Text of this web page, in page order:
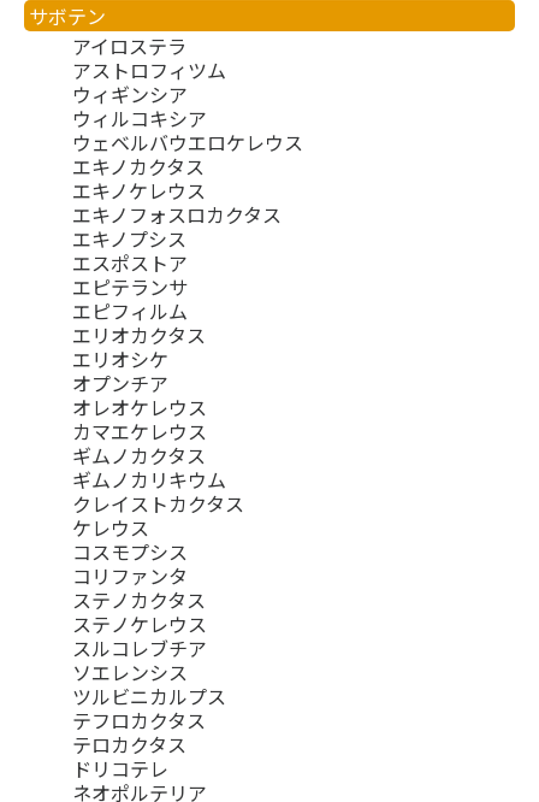
サボテン
アイロステラ
アストロフィツム
ウィギンシア
ウィルコキシア
ウェベルバウエロケレウス
エキノカクタス
エキノケレウス
エキノフォスロカクタス
エキノプシス
エスポストア
エピテランサ
エピフィルム
エリオカクタス
エリオシケ
オプンチア
オレオケレウス
カマエケレウス
ギムノカクタス
ギムノカリキウム
クレイストカクタス
ケレウス
コスモプシス
コリファンタ
ステノカクタス
ステノケレウス
スルコレブチア
ソエレンシス
ツルビニカルプス
テフロカクタス
テロカクタス
ドリコテレ
ネオポルテリア